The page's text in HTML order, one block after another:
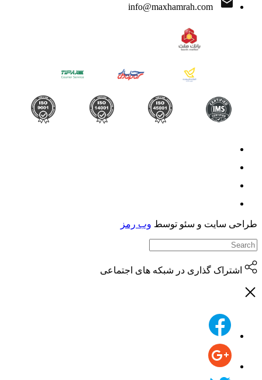
info@maxhamrah.com
سایت و سئو توسطوب رمز
اشتراک گذاری در شبکه های اجتماعی